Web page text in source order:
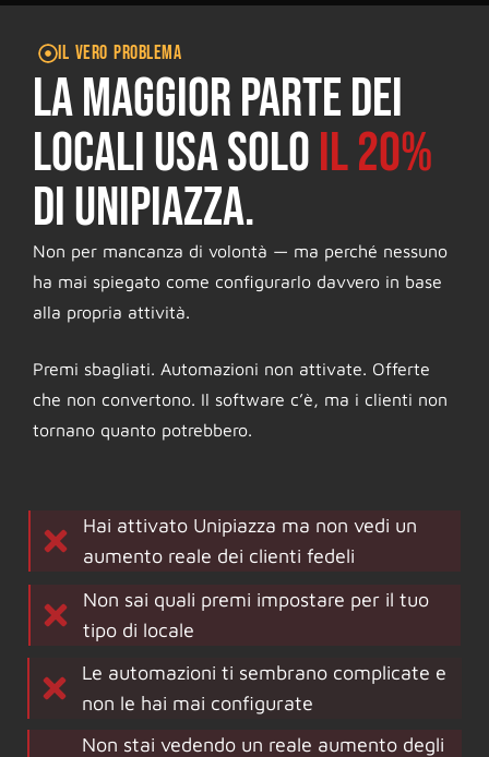
IL VERO PROBLEMA
La maggior parte dei
locali usa soloil 20%
di Unipiazza.
Non per mancanza di volontà — ma perché nessuno
ha mai spiegato come configurarlo davvero in base
alla propria attività.
Premi sbagliati. Automazioni non attivate. Offerte
che non convertono. Il software c’è, ma i clienti non
tornano quanto potrebbero.
Hai attivato Unipiazza ma non vedi un
aumento reale dei clienti fedeli
Non sai quali premi impostare per il tuo
tipo di locale
Le automazioni ti sembrano complicate e
non le hai mai configurate
Non stai vedendo un reale aumento degli